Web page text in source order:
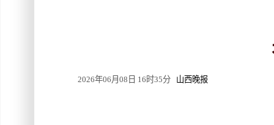
2026年06月08日 16时35分 山西晚报